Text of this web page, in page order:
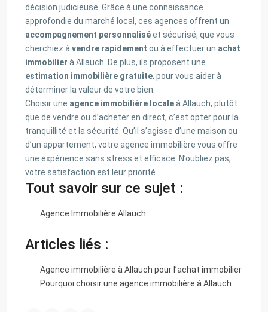
décision judicieuse. Grâce à une connaissance
approfondie du marché local, ces agences offrent un
accompagnement personnaliséet sécurisé, que vous
cherchiez à vendre rapidement ou à effectuer un achat
immobilier à Allauch. De plus, ils proposent une
estimation immobilière gratuite, pour vous aider à
déterminer la valeur de votre bien.
Choisir une agence immobilière localeà Allauch, plutôt
que de vendre ou d’acheter en direct, c’est opter pour la
tranquillité et la sécurité. Qu’il s’agisse d’une maison ou
d’un appartement, votre agence immobilière vous offre
une expérience sans stress et efficace. N’oubliez pas,
votre satisfaction est leur priorité.
Tout savoir sur ce sujet :
Agence Immobilière Allauch
Articles liés :
Agence immobilière à Allauch pour l’achat immobilier
Pourquoi choisir une agence immobilière à Allauch